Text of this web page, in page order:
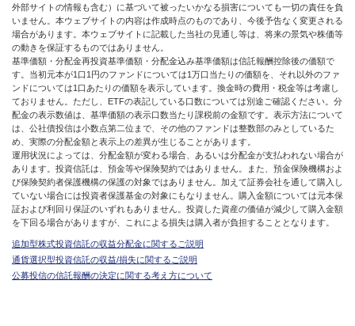
外部サイトの情報も含む）に基づいて被ったいかなる損害についても一切の責任を負
いません。本ウェブサイトの内容は作成時点のものであり、今後予告なく変更される
場合があります。本ウェブサイトに記載した当社の見通し等は、将来の景気や株価等
の動きを保証するものではありません。
基準価額・分配金再投資基準価額・分配金込み基準価額は信託報酬控除後の価額で
す。当初元本が1口1円のファンドについては1万口当たりの価額を、それ以外のファ
ンドについては1口あたりの価額を表示しています。換金時の費用・税金等は考慮し
ておりません。ただし、ETFの表記している口数については別途ご確認ください。分
配金の表示数値は、基準価額の表示口数当たり課税前の金額です。表示方法について
は、公社債投信は小数点第二位まで、その他のファンドは整数部のみとしているた
め、実際の分配金額と表示上の差異が生じることがあります。
運用状況によっては、分配金額が変わる場合、あるいは分配金が支払われない場合が
あります。投資信託は、預金等や保険契約ではありません。また、預金保険機構およ
び保険契約者保護機構の保護の対象ではありません。加えて証券会社を通して購入し
ていない場合には投資者保護基金の対象にもなりません。購入金額については元本保
証および利回り保証のいずれもありません。投資した資産の価値が減少して購入金額
を下回る場合がありますが、これによる損失は購入者が負担することとなります。
追加型株式投資信託の収益分配金に関するご説明
通貨選択型投資信託の収益/損失に関するご説明
公募投信の信託報酬の決定に関する考え方について